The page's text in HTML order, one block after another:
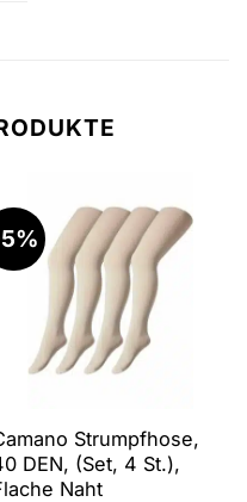
Strumpfhose,
DEN, (Set, 4 St.),
Naht